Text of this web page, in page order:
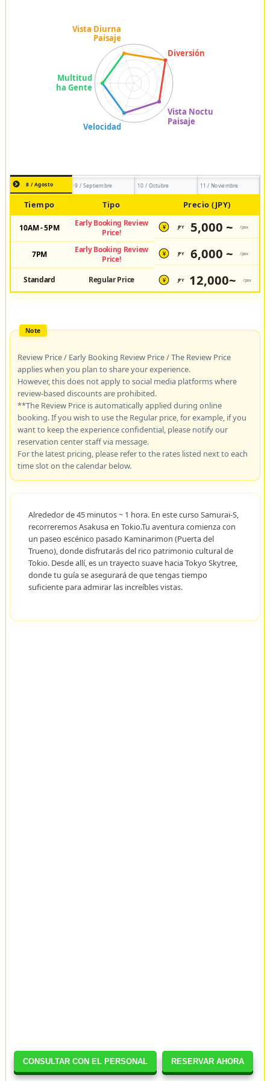
CONSULTAR CON EL PERSONAL RESERVAR AHORA
8 / Agosto 9 / Septiembre 10 / Octubre 11 / Noviembre
Tiempo Tipo Precio (JPY)
10AM - 5PM
Early Booking Review
Price!
¥ JPY 5,000 ~ /pax
7PM
Early Booking Review
Price!
¥ JPY 6,000 ~ /pax
Standard Regular Price ¥ JPY 12,000~ /pax
Review Price / Early Booking Review Price / The Review Price
applies when you plan to share your experience.
However, this does not apply to social media platforms where
review-based discounts are prohibited.
**The Review Price is automatically applied during online
booking. If you wish to use the Regular price, for example, if you
want to keep the experience confidential, please notify our
reservation center staff via message.
For the latest pricing, please refer to the rates listed next to each
time slot on the calendar below.
Alrededor de 45 minutos ~ 1 hora. En este curso Samurai-S,
recorreremos Asakusa en Tokio.Tu aventura comienza con
un paseo escénico pasado Kaminarimon (Puerta del
Trueno), donde disfrutarás del rico patrimonio cultural de
Tokio. Desde allí, es un trayecto suave hacia Tokyo Skytree,
donde tu guía se asegurará de que tengas tiempo
suficiente para admirar las increíbles vistas.